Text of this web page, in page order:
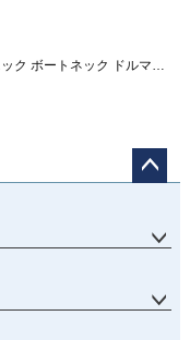
ルマン ティアード スリーブ ワイド